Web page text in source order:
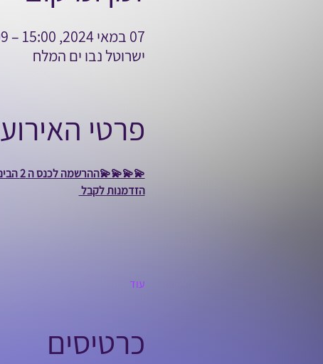
07 במאי 2024, 15:00 – 09 במאי 2024, 19:15
ישרוטל נבו ים המלח
פרטי האירוע
💫💫💫💫ההרשמה לכנס ה 2 הבינלאומי לאחים ואחיות יוצאת לדרך...
הזדמנות לקבל
עוד
כרטיסים